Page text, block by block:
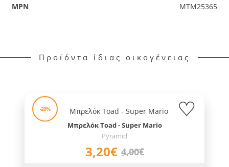
MPN
MTM25365
Προϊόντα ίδιας οικογένειας
-20%
Μπρελόκ Toad - Super Mario
Pyramid
3,20€ 4,00€